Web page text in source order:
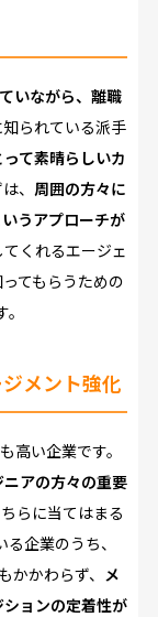
いながら、離職
られている派手
て素晴らしいカ
、 周囲の方々に
うアプローチが
くれるエージェ
てもらうための
メント強化
高い企業です。
ニアの方々の重要
らに当てはまる
企業のうち、
かわらず、 メ
ションの定着性が